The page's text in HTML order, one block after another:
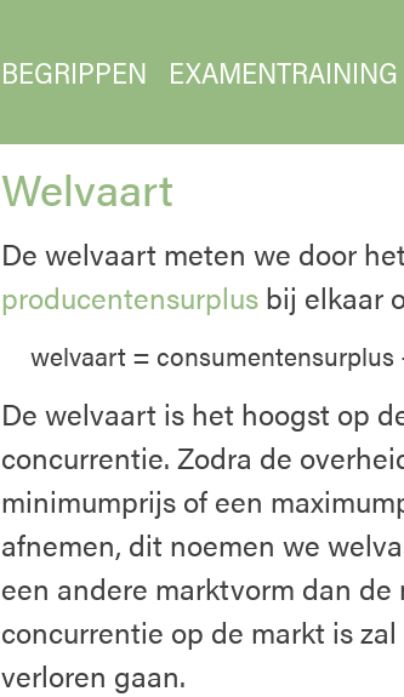
BEGRIPPEN EXAMENTRAINING
Welvaart
De welvaart meten we door
producentensurplus bij elkaar
welvaart =
De welvaart is het hoogst op
concurrentie. Zodra de
minimumprijs of een
afnemen, dit noemen we
een andere marktvorm dan
concurrentie op de markt is
verloren gaan.